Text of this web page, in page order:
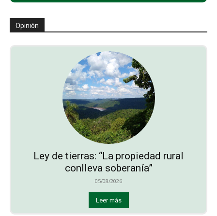
Opinión
Ley de tierras: “La propiedad rural
conlleva soberanía”
05/08/2026
Leer más